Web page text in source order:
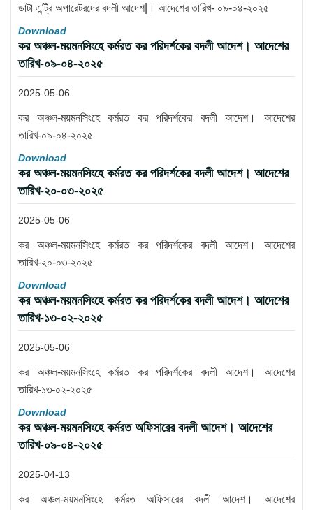
ডাটা এন্ট্রি অপারেটরদের বদলী আদেশ|। আদেশের তারিখ- ০৯-০৪-২০২৫
Download
কর অঞ্চল-ময়মনসিংহে কর্মরত কর পরিদর্শকের বদলী আদেশ। আদেশের
তারিখ-০৯-০৪-২০২৫
2025-05-06
কর অঞ্চল-ময়মনসিংহে কর্মরত কর পরিদর্শকের বদলী আদেশ। আদেশের
তারিখ-০৯-০৪-২০২৫
Download
কর অঞ্চল-ময়মনসিংহে কর্মরত কর পরিদর্শকের বদলী আদেশ। আদেশের
তারিখ-২০-০৩-২০২৫
2025-05-06
কর অঞ্চল-ময়মনসিংহে কর্মরত কর পরিদর্শকের বদলী আদেশ। আদেশের
তারিখ-২০-০৩-২০২৫
Download
কর অঞ্চল-ময়মনসিংহে কর্মরত কর পরিদর্শকের বদলী আদেশ। আদেশের
তারিখ-১৩-০২-২০২৫
2025-05-06
কর অঞ্চল-ময়মনসিংহে কর্মরত কর পরিদর্শকের বদলী আদেশ। আদেশের
তারিখ-১৩-০২-২০২৫
Download
কর অঞ্চল-ময়মনসিংহে কর্মরত অফিসারের বদলী আদেশ। আদেশের
তারিখ-০৯-০৪-২০২৫
2025-04-13
কর অঞ্চল-ময়মনসিংহে কর্মরত অফিসারের বদলী আদেশ। আদেশের